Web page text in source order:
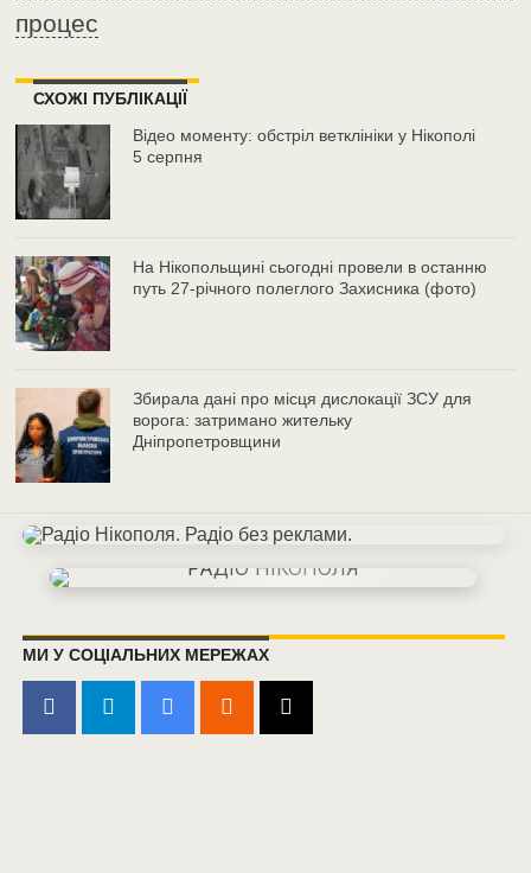
процес
СХОЖІ ПУБЛІКАЦІЇ
Відео моменту: обстріл ветклініки у Нікополі
5 серпня
На Нікопольщині сьогодні провели в останню
путь 27-річного полеглого Захисника (фото)
Збирала дані про місця дислокації ЗСУ для
ворога: затримано жительку
Дніпропетровщини
МИ У СОЦІАЛЬНИХ МЕРЕЖАХ